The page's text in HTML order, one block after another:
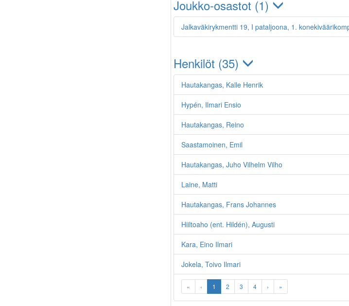
Joukko-osastot (1)
Jalkaväkirykmentti 19, I pataljoona, 1.
Henkilöt (35)
Hautakangas, Kalle Henrik
Hypén, Ilmari Ensio
Hautakangas, Reino
Saastamoinen, Emil
Hautakangas, Juho Vilhelm Vilho
Laine, Matti
Hautakangas, Frans Johannes
Hiiltoaho (ent. Hildén), Augusti
Kara, Eino Ilmari
Jokela, Toivo Ilmari
« ‹ 1 2 3 4 › »